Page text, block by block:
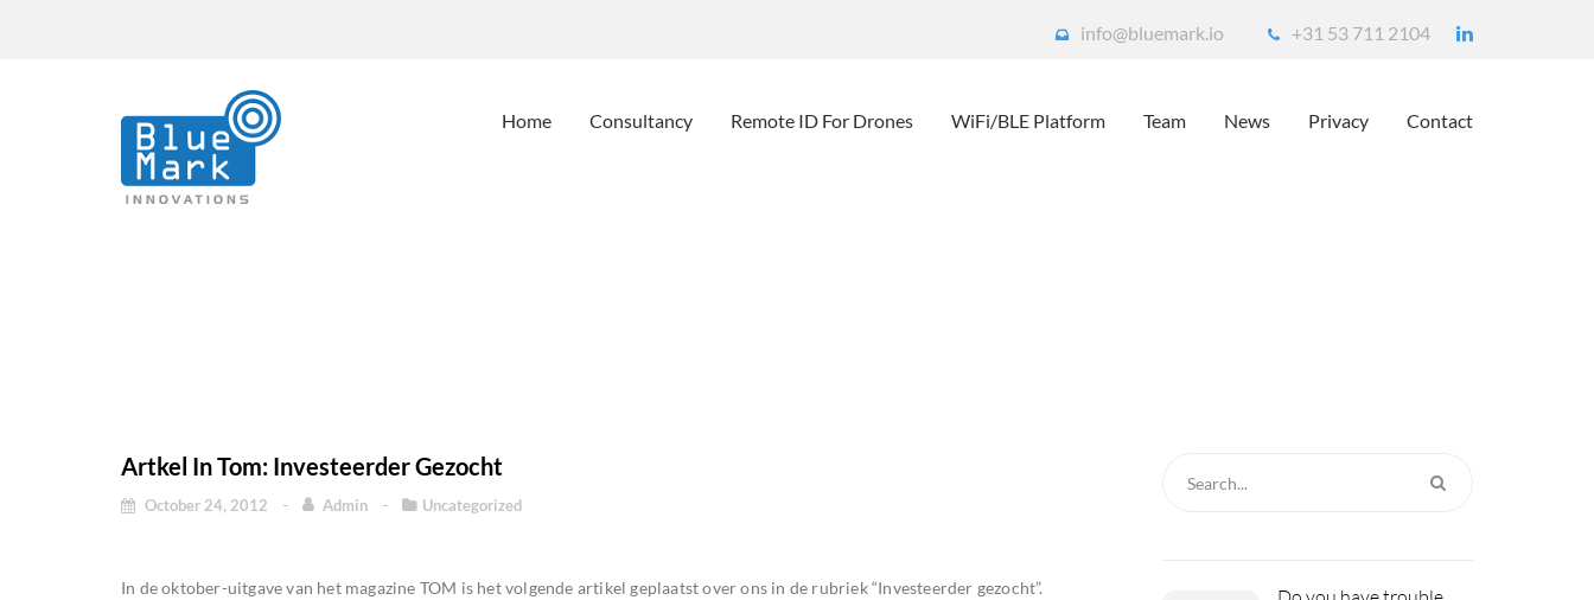
info@bluemark.io +31 53 711 2104
Home Consultancy Remote ID For Drones WiFi/BLE Platform Team News Privacy Contact
Artkel In Tom: Investeerder Gezocht
October 24, 2012 Admin Uncategorized
In de oktober-uitgave van het magazine TOM is het volgende artikel geplaatst over ons in de rubriek “Investeerder gezocht”.